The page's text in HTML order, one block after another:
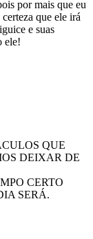
por mais que eu
que ele irá
e suas
ele!
QUE
DEIXAR DE
CERTO
SERÁ.